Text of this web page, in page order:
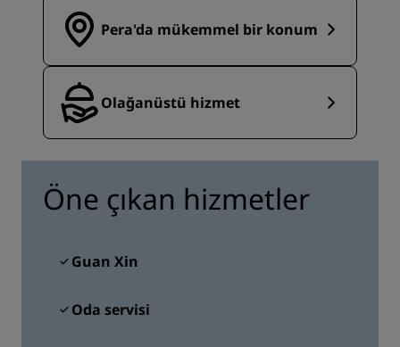
Pera'da mükemmel bir konum
Olağanüstü hizmet
Öne çıkan hizmetler
Guan Xin
Oda servisi